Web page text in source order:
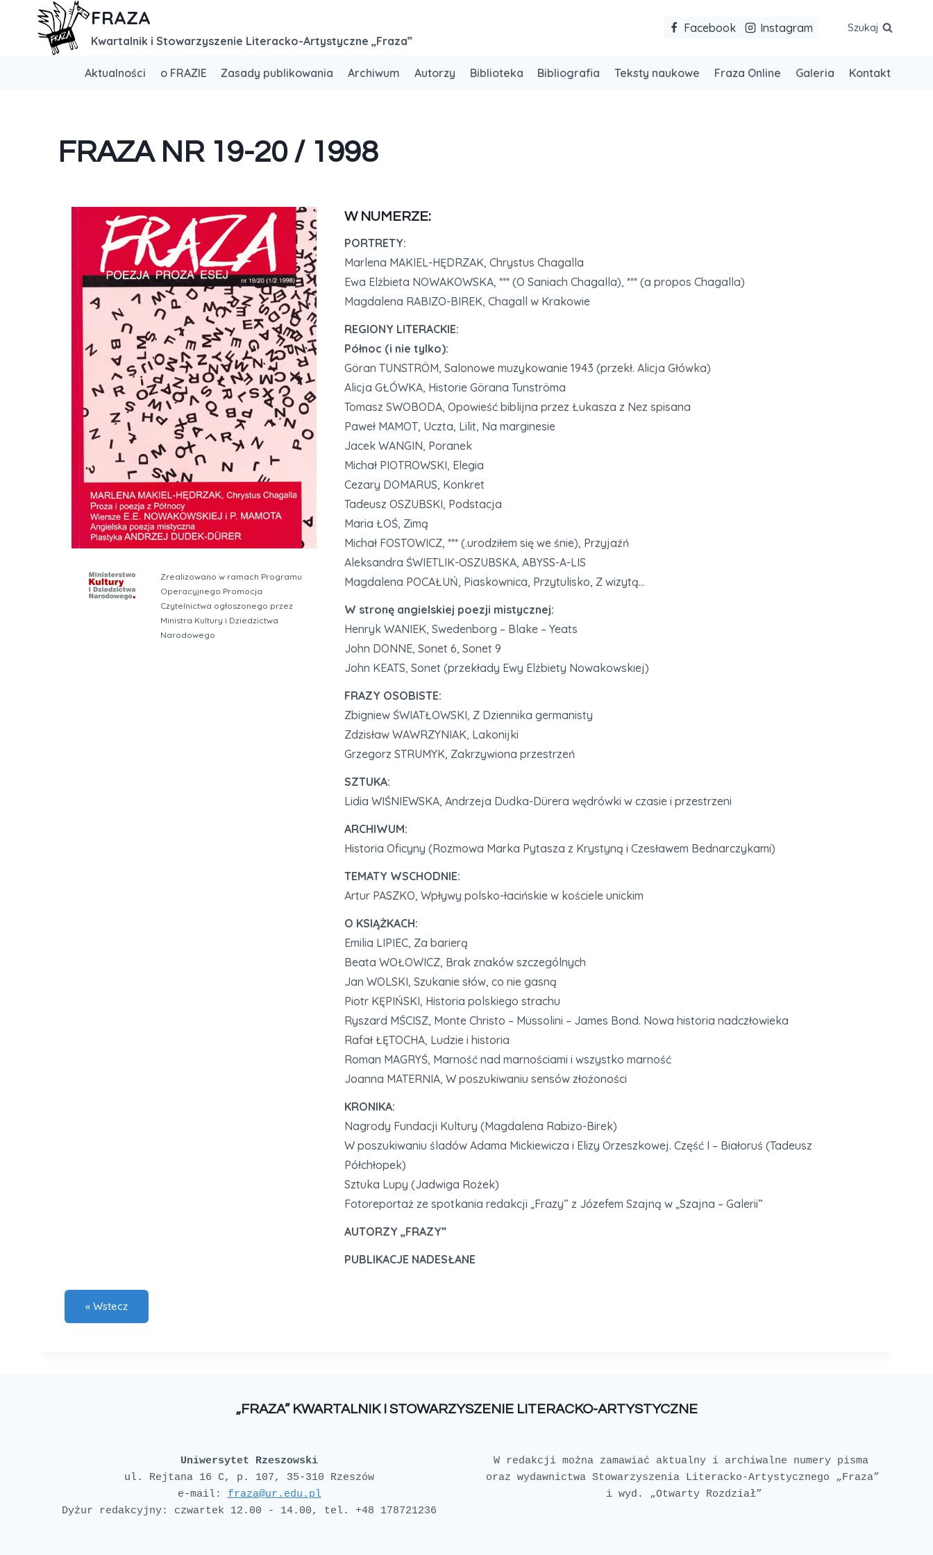
FRAZA
Kwartalnik i Stowarzyszenie Literacko-Artystyczne „Fraza”
Facebook Instagram Szukaj
Aktualności o FRAZIE Zasady publikowania Archiwum Autorzy Biblioteka Bibliografia Teksty naukowe Fraza Online Galeria Kontakt
FRAZA NR 19-20 / 1998
Zrealizowano w ramach Programu
Operacyjnego Promocja
Czytelnictwa ogłoszonego przez
Ministra Kultury i Dziedzictwa
Narodowego
W NUMERZE:
PORTRETY:
Marlena MAKIEL-HĘDRZAK, Chrystus Chagalla
Ewa Elżbieta NOWAKOWSKA, *** (O Saniach Chagalla), *** (a propos Chagalla)
Magdalena RABIZO-BIREK, Chagall w Krakowie
REGIONY LITERACKIE:
Północ (i nie tylko):
Göran TUNSTRÖM, Salonowe muzykowanie 1943 (przekł. Alicja Główka)
Alicja GŁÓWKA, Historie Görana Tunströma
Tomasz SWOBODA, Opowieść biblijna przez Łukasza z Nez spisana
Paweł MAMOT, Uczta, Lilit, Na marginesie
Jacek WANGIN, Poranek
Michał PIOTROWSKI, Elegia
Cezary DOMARUS, Konkret
Tadeusz OSZUBSKI, Podstacja
Maria ŁOŚ, Zimą
Michał FOSTOWICZ, *** (.urodziłem się we śnie), Przyjaźń
Aleksandra ŚWIETLIK-OSZUBSKA, ABYSS-A-LIS
Magdalena POCAŁUŃ, Piaskownica, Przytulisko, Z wizytą…
W stronę angielskiej poezji mistycznej:
Henryk WANIEK, Swedenborg – Blake – Yeats
John DONNE, Sonet 6, Sonet 9
John KEATS, Sonet (przekłady Ewy Elżbiety Nowakowskiej)
FRAZY OSOBISTE:
Zbigniew ŚWIATŁOWSKI, Z Dziennika germanisty
Zdzisław WAWRZYNIAK, Lakonijki
Grzegorz STRUMYK, Zakrzywiona przestrzeń
SZTUKA:
Lidia WIŚNIEWSKA, Andrzeja Dudka-Dürera wędrówki w czasie i przestrzeni
ARCHIWUM:
Historia Oficyny (Rozmowa Marka Pytasza z Krystyną i Czesławem Bednarczykami)
TEMATY WSCHODNIE:
Artur PASZKO, Wpływy polsko-łacińskie w kościele unickim
O KSIĄŻKACH:
Emilia LIPIEC, Za barierą
Beata WOŁOWICZ, Brak znaków szczególnych
Jan WOLSKI, Szukanie słów, co nie gasną
Piotr KĘPIŃSKI, Historia polskiego strachu
Ryszard MŚCISZ, Monte Christo – Mussolini – James Bond. Nowa historia nadczłowieka
Rafał ŁĘTOCHA, Ludzie i historia
Roman MAGRYŚ, Marność nad marnościami i wszystko marność
Joanna MATERNIA, W poszukiwaniu sensów złożoności
KRONIKA:
Nagrody Fundacji Kultury (Magdalena Rabizo-Birek)
W poszukiwaniu śladów Adama Mickiewicza i Elizy Orzeszkowej. Część I – Białoruś (Tadeusz
Półchłopek)
Sztuka Lupy (Jadwiga Rożek)
Fotoreportaż ze spotkania redakcji „Frazy” z Józefem Szajną w „Szajna – Galerii”
AUTORZY „FRAZY”
PUBLIKACJE NADESŁANE
„FRAZA” KWARTALNIK I STOWARZYSZENIE LITERACKO-ARTYSTYCZNE
Uniwersytet Rzeszowski
e-mail: fraza@ur.edu.pl
W redakcji można zamawiać aktualny i archiwalne numery pisma
oraz wydawnictwa Stowarzyszenia Literacko-Artystycznego „Fraza”
i wyd. „Otwarty Rozdział”